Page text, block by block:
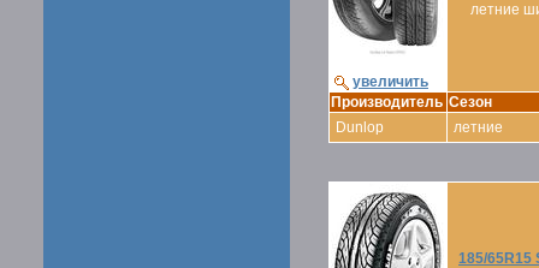
увеличить
летние
Производитель Сезон
Dunlop
летние
185/65R15